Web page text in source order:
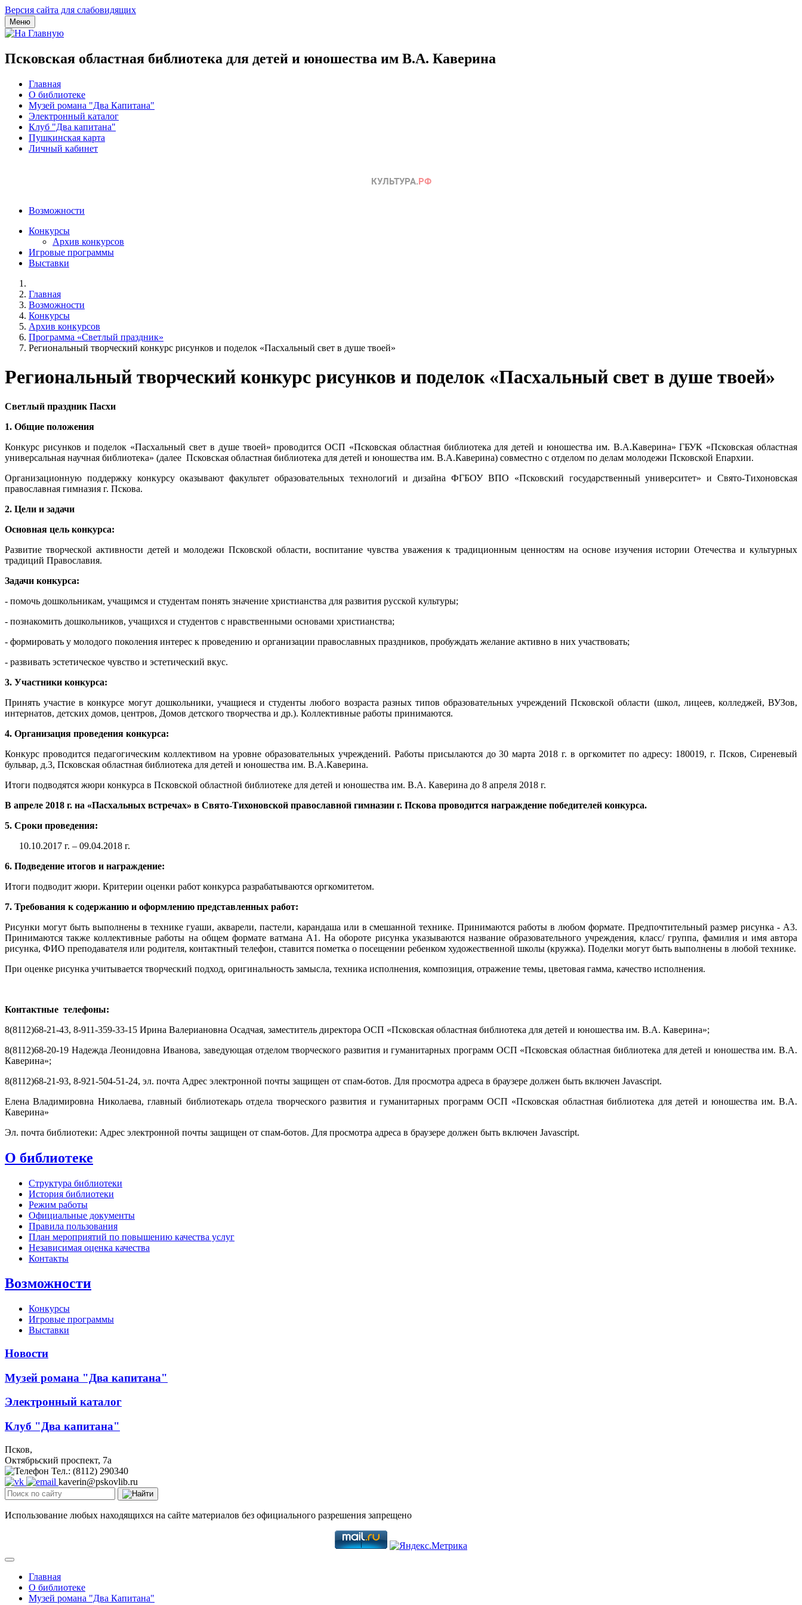
Версия сайта для слабовидящих
Меню
Псковская областная библиотека для детей и юношества им В.А. Каверина
Главная
О библиотеке
Музей романа "Два Капитана"
Электронный каталог
Клуб "Два капитана"
Пушкинская карта
Личный кабинет
Возможности
Конкурсы
Архив конкурсов
Игровые программы
Выставки
Главная
Возможности
Конкурсы
Архив конкурсов
Программа «Светлый праздник»
Региональный творческий конкурс рисунков и поделок «Пасхальный свет в душе твоей»
Региональный творческий конкурс рисунков и поделок «Пасхальный свет в душе твоей»
Светлый праздник Пасхи
1. Общие положения
Конкурс рисунков и поделок «Пасхальный свет в душе твоей» проводится ОСП «Псковская областная библиотека для детей и юношества им. В.А.Каверина» ГБУК «Псковская областная
универсальная научная библиотека» (далее Псковская областная библиотека для детей и юношества им. В.А.Каверина) совместно с отделом по делам молодежи Псковской Епархии.
Организационную поддержку конкурсу оказывают факультет образовательных технологий и дизайна ФГБОУ ВПО «Псковский государственный университет» и Свято-Тихоновская
православная гимназия г. Пскова.
2. Цели и задачи
Основная цель конкурса:
Развитие творческой активности детей и молодежи Псковской области, воспитание чувства уважения к традиционным ценностям на основе изучения истории Отечества и культурных
традиций Православия.
Задачи конкурса:
- помочь дошкольникам, учащимся и студентам понять значение христианства для развития русской культуры;
- познакомить дошкольников, учащихся и студентов с нравственными основами христианства;
- формировать у молодого поколения интерес к проведению и организации православных праздников, пробуждать желание активно в них участвовать;
- развивать эстетическое чувство и эстетический вкус.
3. Участники конкурса:
Принять участие в конкурсе могут дошкольники, учащиеся и студенты любого возраста разных типов образовательных учреждений Псковской области (школ, лицеев, колледжей, ВУЗов,
интернатов, детских домов, центров, Домов детского творчества и др.). Коллективные работы принимаются.
4. Организация проведения конкурса:
Конкурс проводится педагогическим коллективом на уровне образовательных учреждений. Работы присылаются до 30 марта 2018 г. в оргкомитет по адресу: 180019, г. Псков, Сиреневый
бульвар, д.3, Псковская областная библиотека для детей и юношества им. В.А.Каверина.
Итоги подводятся жюри конкурса в Псковской областной библиотеке для детей и юношества им. В.А. Каверина до 8 апреля 2018 г.
В апреле 2018 г. на «Пасхальных встречах» в Свято-Тихоновской православной гимназии г. Пскова проводится награждение победителей конкурса.
5. Сроки проведения:
10.10.2017 г. – 09.04.2018 г.
6. Подведение итогов и награждение:
Итоги подводит жюри. Критерии оценки работ конкурса разрабатываются оргкомитетом.
7. Требования к содержанию и оформлению представленных работ:
Рисунки могут быть выполнены в технике гуаши, акварели, пастели, карандаша или в смешанной технике. Принимаются работы в любом формате. Предпочтительный размер рисунка - А3.
Принимаются также коллективные работы на общем формате ватмана А1. На обороте рисунка указываются название образовательного учреждения, класс/ группа, фамилия и имя автора
рисунка, ФИО преподавателя или родителя, контактный телефон, ставится пометка о посещении ребенком художественной школы (кружка). Поделки могут быть выполнены в любой технике.
При оценке рисунка учитывается творческий подход, оригинальность замысла, техника исполнения, композиция, отражение темы, цветовая гамма, качество исполнения.
Контактные телефоны:
8(8112)68-21-43, 8-911-359-33-15 Ирина Валериановна Осадчая, заместитель директора ОСП «Псковская областная библиотека для детей и юношества им. В.А. Каверина»;
8(8112)68-20-19 Надежда Леонидовна Иванова, заведующая отделом творческого развития и гуманитарных программ ОСП «Псковская областная библиотека для детей и юношества им. В.А.
Каверина»;
8(8112)68-21-93, 8-921-504-51-24, эл. почта Адрес электронной почты защищен от спам-ботов. Для просмотра адреса в браузере должен быть включен Javascript.
Елена Владимировна Николаева, главный библиотекарь отдела творческого развития и гуманитарных программ ОСП «Псковская областная библиотека для детей и юношества им. В.А.
Каверина»
Эл. почта библиотеки: Адрес электронной почты защищен от спам-ботов. Для просмотра адреса в браузере должен быть включен Javascript.
О библиотеке
Структура библиотеки
История библиотеки
Режим работы
Официальные документы
Правила пользования
План мероприятий по повышению качества услуг
Независимая оценка качества
Контакты
Возможности
Конкурсы
Игровые программы
Выставки
Новости
Музей романа "Два капитана"
Электронный каталог
Клуб "Два капитана"
Псков,
Октябрьский проспект, 7a
Тел.: (8112) 290340
kaverin@pskovlib.ru
Использование любых находящихся на сайте материалов без официального разрешения запрещено
Главная
О библиотеке
Музей романа "Два Капитана"